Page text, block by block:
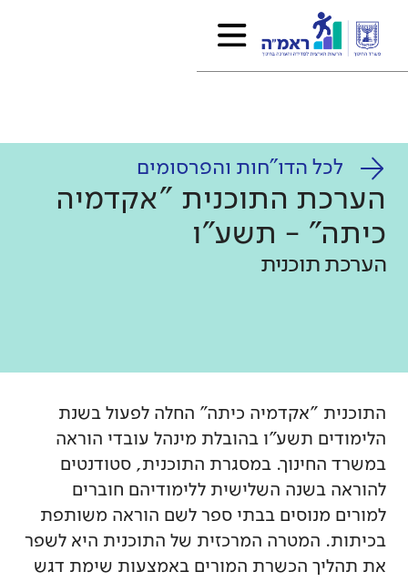
לכל הדו"חות והפרסומים
הערכת התוכנית "אקדמיה
כיתה" - תשע"ו
הערכת תוכנית
התוכנית "אקדמיה כיתה" החלה לפעול בשנת
הלימודים תשע"ו בהובלת מינהל עובדי הוראה
במשרד החינוך. במסגרת התוכנית, סטודנטים
להוראה בשנה השלישית ללימודיהם חוברים
למורים מנוסים בבתי ספר לשם הוראה משותפת
בכיתות. המטרה המרכזית של התוכנית היא לשפר
את תהליך הכשרת המורים באמצעות שימת דגש